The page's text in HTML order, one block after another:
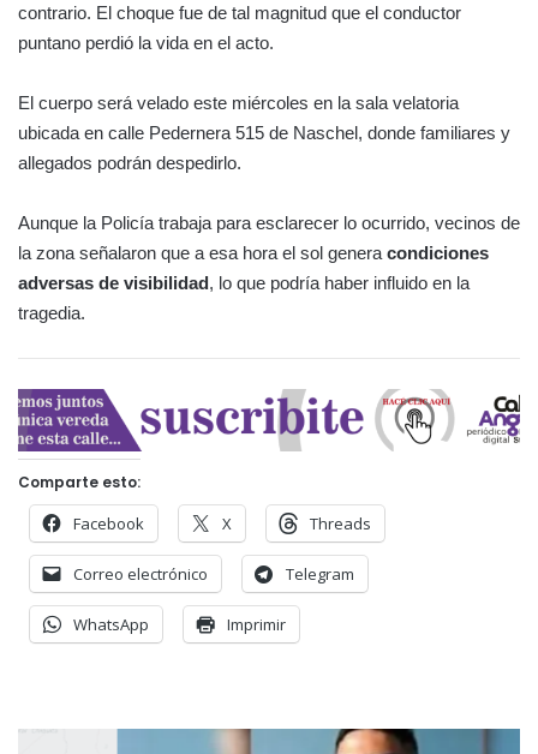
contrario. El choque fue de tal magnitud que el conductor
puntano perdió la vida en el acto.
El cuerpo será velado este miércoles en la sala velatoria
ubicada en calle Pedernera 515 de Naschel, donde familiares y
allegados podrán despedirlo.
Aunque la Policía trabaja para esclarecer lo ocurrido, vecinos de
la zona señalaron que a esa hora el sol genera condiciones
adversas de visibilidad, lo que podría haber influido en la
tragedia.
Comparte esto:
Facebook X Threads
Correo electrónico Telegram
WhatsApp Imprimir